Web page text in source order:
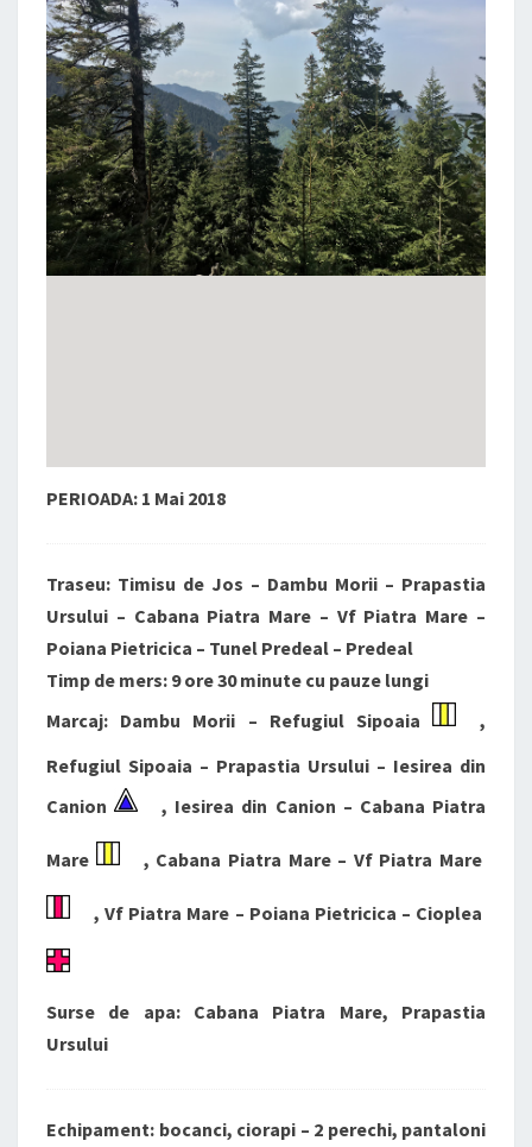
PERIOADA: 1 Mai 2018
Traseu: Timisu de Jos – Dambu Morii – Prapastia
Ursului – Cabana Piatra Mare – Vf Piatra Mare –
Poiana Pietricica – Tunel Predeal – Predeal
Timp de mers: 9 ore 30 minute cu pauze lungi
Marcaj: Dambu Morii – Refugiul Sipoaia
,
Refugiul Sipoaia – Prapastia Ursului – Iesirea din
Canion
, Iesirea din Canion – Cabana Piatra
Mare , Cabana Piatra Mare – Vf Piatra Mare
, Vf Piatra Mare – Poiana Pietricica – Cioplea
Surse de apa: Cabana Piatra Mare, Prapastia
Ursului
Echipament: bocanci, ciorapi – 2 perechi, pantaloni